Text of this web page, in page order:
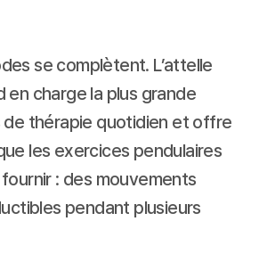
se complètent. L’attelle
en charge la plus grande
thérapie quotidien et offre
les exercices pendulaires
: des mouvements
pendant plusieurs